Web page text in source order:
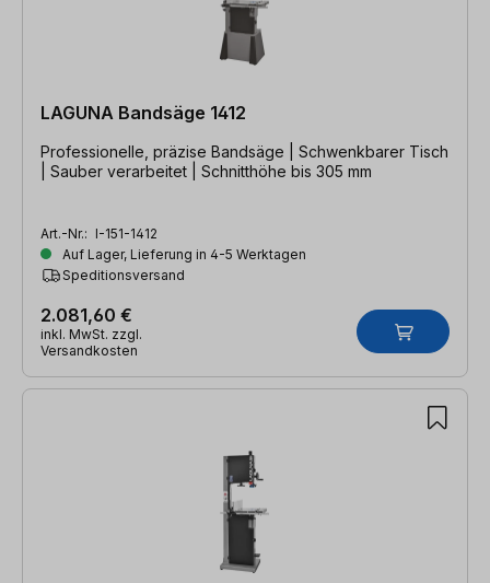
LAGUNA Bandsäge 1412
Professionelle, präzise Bandsäge | Schwenkbarer Tisch
| Sauber verarbeitet | Schnitthöhe bis 305 mm
Art.-Nr.: I-151-1412
Auf Lager, Lieferung in 4-5 Werktagen
Speditionsversand
2.081,60 €
inkl. MwSt. zzgl.
Versandkosten